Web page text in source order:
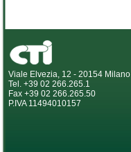
Viale Elvezia, 12 - 20154 Milano
Tel. +39 02 266.265.1
Fax +39 02 266.265.50
P.IVA 11494010157